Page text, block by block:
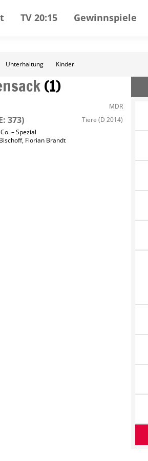
TV 20:15 Gewinnspiele
Unterhaltung Kinder
(1)
MDR
373) Tiere (D 2014)
– Spezial
, Florian Brandt